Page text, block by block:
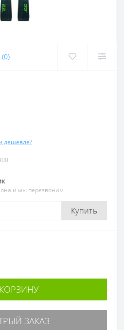
(0)
дешевле?
и мы перезвоним
Купить
ЗАКАЗ